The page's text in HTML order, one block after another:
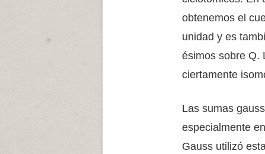
obtenemos el
unidad y es
ésimos sobre Q.
ciertamente
Las sumas
especialmente
Gauss utilizó